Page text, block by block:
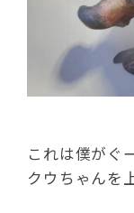
これは僕がぐ
クウちゃんを